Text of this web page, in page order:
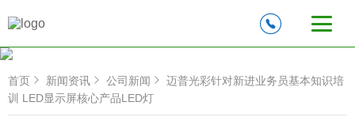
首页 新闻资讯 公司新闻
迈普光彩针对新进业务员基本知识培
训 LED显示屏核心产品LED灯